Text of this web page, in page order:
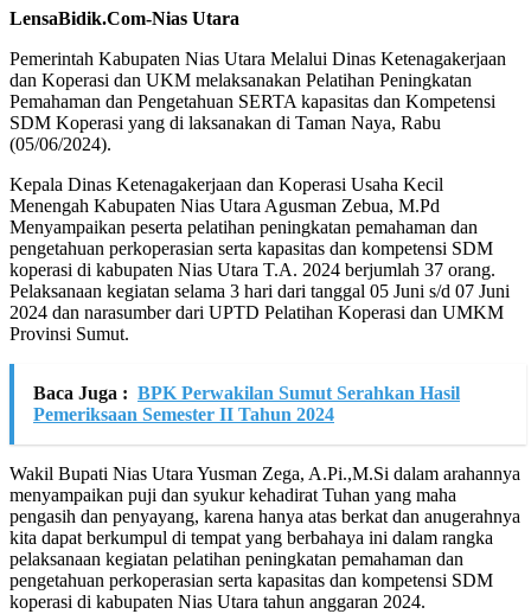
LensaBidik.Com-Nias Utara
Pemerintah Kabupaten Nias Utara Melalui Dinas Ketenagakerjaan
dan Koperasi dan UKM melaksanakan Pelatihan Peningkatan
Pemahaman dan Pengetahuan SERTA kapasitas dan Kompetensi
SDM Koperasi yang di laksanakan di Taman Naya, Rabu
(05/06/2024).
Kepala Dinas Ketenagakerjaan dan Koperasi Usaha Kecil
Menengah Kabupaten Nias Utara Agusman Zebua, M.Pd
Menyampaikan peserta pelatihan peningkatan pemahaman dan
pengetahuan perkoperasian serta kapasitas dan kompetensi SDM
koperasi di kabupaten Nias Utara T.A. 2024 berjumlah 37 orang.
Pelaksanaan kegiatan selama 3 hari dari tanggal 05 Juni s/d 07 Juni
2024 dan narasumber dari UPTD Pelatihan Koperasi dan UMKM
Provinsi Sumut.
Baca Juga : BPK Perwakilan Sumut Serahkan Hasil
Pemeriksaan Semester II Tahun 2024
Wakil Bupati Nias Utara Yusman Zega, A.Pi.,M.Si dalam arahannya
menyampaikan puji dan syukur kehadirat Tuhan yang maha
pengasih dan penyayang, karena hanya atas berkat dan anugerahnya
kita dapat berkumpul di tempat yang berbahaya ini dalam rangka
pelaksanaan kegiatan pelatihan peningkatan pemahaman dan
pengetahuan perkoperasian serta kapasitas dan kompetensi SDM
koperasi di kabupaten Nias Utara tahun anggaran 2024.